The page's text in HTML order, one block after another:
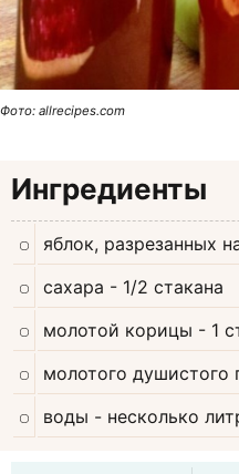
Фото: allrecipes.com
Ингредиенты
яблок, разрезанных
сахара - 1/2 стакана
молотой корицы - 1
молотого душистого
воды - несколько